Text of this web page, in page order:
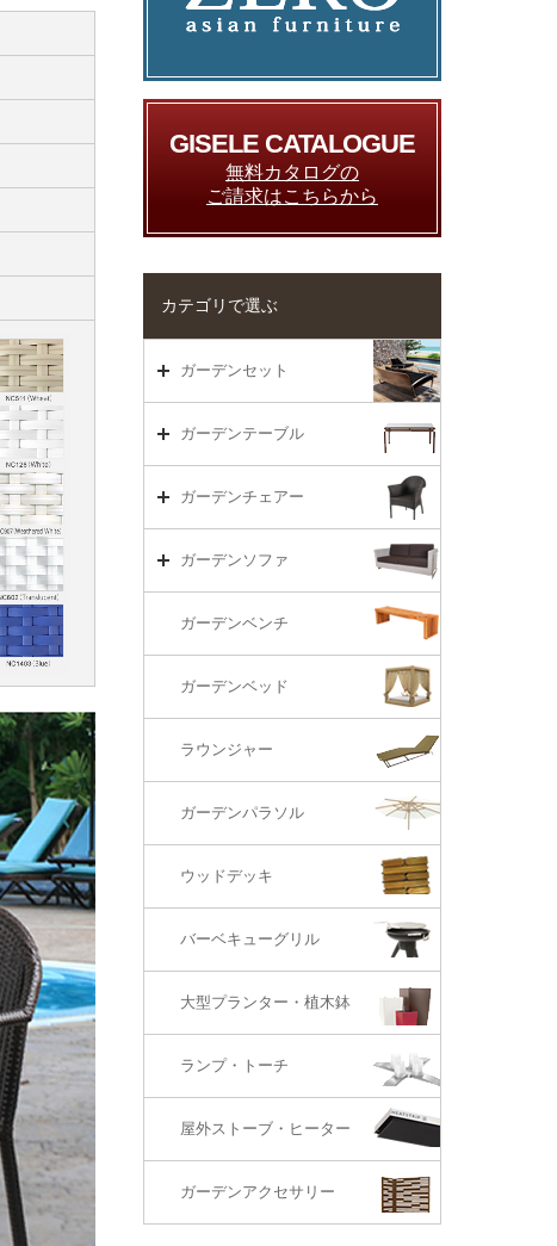
GISELE CATALOGUE
無料カタログの
ご請求はこちらから
カテゴリで選ぶ
ガーデンセット
ガーデンセット（海外在庫）
ラウンジ・ベッド
ガーデンテーブル
ガーデンテーブルTOP
ガーデンテーブル（海外在庫）
コーヒーテーブル
カウンター・バーテーブル
ガーデンチェアー
ガーデンチェアーTOP
ガーデンチェアー（海外在庫）
カウンター・バーチェアー
ガーデンソファ
ガーデンソファTOP
3Sソファ
オットマン・スツール
ガーデンベンチ
ガーデンベッド
ラウンジャー
ガーデンパラソル
ウッドデッキ
バーベキューグリル
大型プランター・植木鉢
ランプ・トーチ
屋外ストーブ・ヒーター
ガーデンアクセサリー